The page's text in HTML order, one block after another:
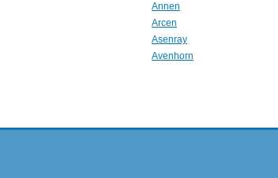
Annen
Arcen
Asenray
Avenhorn